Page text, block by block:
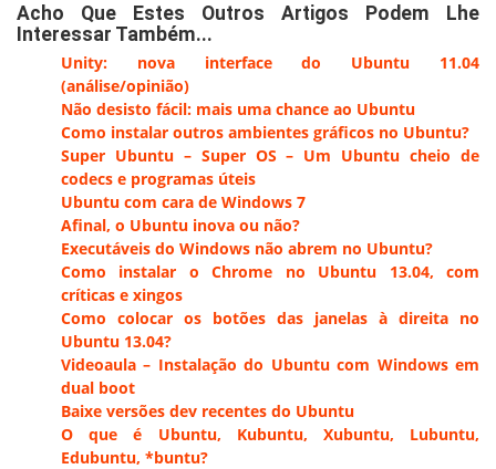
Acho Que Estes Outros Artigos Podem Lhe
Interessar Também...
Unity: nova interface do Ubuntu 11.04
(análise/opinião)
Não desisto fácil: mais uma chance ao Ubuntu
Como instalar outros ambientes gráficos no Ubuntu?
Super Ubuntu – Super OS – Um Ubuntu cheio de
codecs e programas úteis
Ubuntu com cara de Windows 7
Afinal, o Ubuntu inova ou não?
Executáveis do Windows não abrem no Ubuntu?
Como instalar o Chrome no Ubuntu 13.04, com
críticas e xingos
Como colocar os botões das janelas à direita no
Ubuntu 13.04?
Videoaula – Instalação do Ubuntu com Windows em
dual boot
Baixe versões dev recentes do Ubuntu
O que é Ubuntu, Kubuntu, Xubuntu, Lubuntu,
Edubuntu, *buntu?